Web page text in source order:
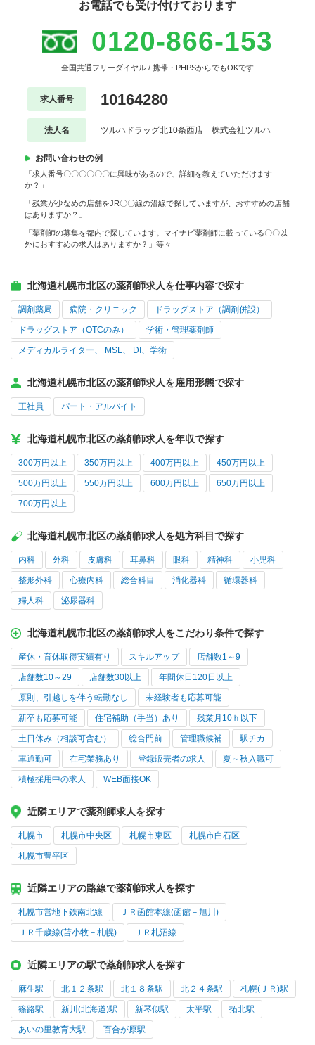
お電話でも受け付けております
0120-866-153
全国共通フリーダイヤル / 携帯・PHPSからでもOKです
求人番号 10164280
法人名 ツルハドラッグ北10条西店 株式会社ツルハ
お問い合わせの例
「求人番号〇〇〇〇〇〇に興味があるので、詳細を教えていただけます
か？」
「残業が少なめの店舗をJR〇〇線の沿線で探していますが、おすすめの店舗
はありますか？」
「薬剤師の募集を都内で探しています。マイナビ薬剤師に載っている〇〇以
外におすすめの求人はありますか？」等々
北海道札幌市北区の薬剤師求人を仕事内容で探す
調剤薬局 病院・クリニック ドラッグストア（調剤併設）
ドラッグストア（OTCのみ） 学術・管理薬剤師
メディカルライター、 MSL、 DI、学術
北海道札幌市北区の薬剤師求人を雇用形態で探す
正社員 パート・アルバイト
北海道札幌市北区の薬剤師求人を年収で探す
300万円以上 350万円以上 400万円以上 450万円以上
500万円以上 550万円以上 600万円以上 650万円以上
700万円以上
北海道札幌市北区の薬剤師求人を処方科目で探す
内科 外科 皮膚科 耳鼻科 眼科 精神科 小児科
整形外科 心療内科 総合科目 消化器科 循環器科
婦人科 泌尿器科
北海道札幌市北区の薬剤師求人をこだわり条件で探す
産休・育休取得実績有り スキルアップ 店舗数1～9
店舗数10～29 店舗数30以上 年間休日120日以上
原則、引越しを伴う転勤なし 未経験者も応募可能
新卒も応募可能 住宅補助（手当）あり 残業月10ｈ以下
土日休み（相談可含む） 総合門前 管理職候補 駅チカ
車通勤可 在宅業務あり 登録販売者の求人 夏～秋入職可
積極採用中の求人 WEB面接OK
近隣エリアで薬剤師求人を探す
札幌市 札幌市中央区 札幌市東区 札幌市白石区
札幌市豊平区
近隣エリアの路線で薬剤師求人を探す
札幌市営地下鉄南北線 ＪＲ函館本線(函館－旭川)
ＪＲ千歳線(苫小牧－札幌) ＪＲ札沼線
近隣エリアの駅で薬剤師求人を探す
麻生駅 北１２条駅 北１８条駅 北２４条駅 札幌(ＪＲ)駅
篠路駅 新川(北海道)駅 新琴似駅 太平駅 拓北駅
あいの里教育大駅 百合が原駅